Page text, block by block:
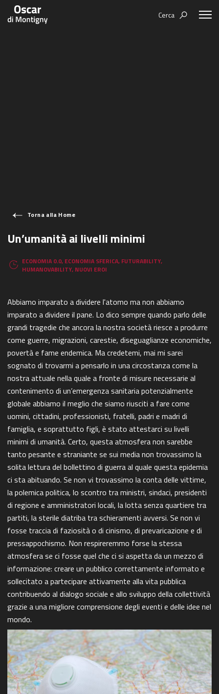
Cerca
Torna alla Home
Un’umanità ai livelli minimi
ECONOMIA 0.0, ECONOMIA SFERICA, FUTURABILITY,
HUMANOVABILITY, NUOVI EROI
Abbiamo imparato a dividere l'atomo ma non abbiamo
imparato a dividere il pane. Lo dico sempre quando parlo delle
grandi tragedie che ancora la nostra società riesce a produrre
come guerre, migrazioni, carestie, diseguaglianze economiche,
povertà e fame endemica. Ma credetemi, mai mi sarei
sognato di trovarmi a pensarlo in una circostanza come la
nostra attuale nella quale a fronte di misure necessarie al
contenimento di un’emergenza sanitaria potenzialmente
globale abbiamo il meglio che siamo riusciti a fare come
uomini, cittadini, professionisti, fratelli, padri e madri di
famiglia, e soprattutto figli, è stato attestarci su livelli
minimi di umanità. Certo, questa atmosfera non sarebbe
tanto pesante e straniante se sui media non trovassimo la
solita lettura del bollettino di guerra al quale questa epidemia
ci sta abituando. Se non vi trovassimo la conta delle vittime,
la polemica politica, lo scontro tra ministri, sindaci, presidenti
di regione e amministratori locali, la lotta senza quartiere tra
partiti, la sterile diatriba tra schieramenti avversi. Se non vi
fosse traccia di faziosità o di cinismo, di prevaricazione e di
pressappochismo. Non respireremmo forse la stessa
atmosfera se ci fosse quel che ci si aspetta da un mezzo di
informazione: creare un pubblico correttamente informato e
sollecitato a partecipare attivamente alla vita pubblica
contribuendo al dialogo sociale e allo sviluppo della collettività
grazie a una migliore comprensione degli eventi e delle idee nel
mondo.